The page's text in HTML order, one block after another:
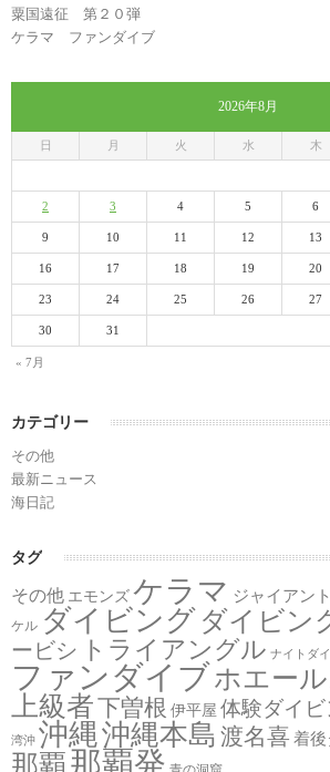
粟国遠征 第２０弾
ケラマ ファンダイブ
2026年8月
日 月 火 水 木
« 7月
2 3 4 5 6
9 10 11 12 13
16 17 18 19 20
23 24 25 26 27
30 31
カテゴリー
その他
最新ニュース
海日記
タグ
その他 エモンズ ケラマ ジャイアン
ケル ダイビング ダイビン
ービシ トライアングル ナイトダ
ファンダイブホエー
上級者下曽根 伊平屋 体験ダイ
湾沖 沖縄沖縄本島 渡名喜 着後
那覇 那覇発